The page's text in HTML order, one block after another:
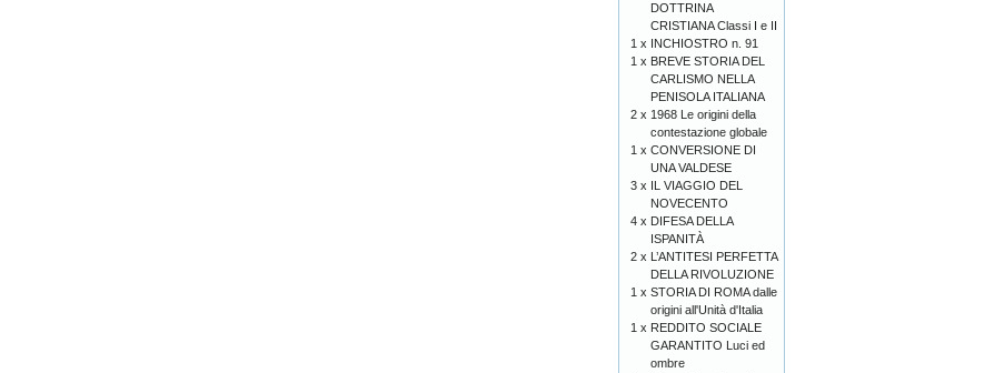
DOTTRINA
CRISTIANA Classi I e II
1 x INCHIOSTRO n. 91
1 x BREVE STORIA DEL
CARLISMO NELLA
PENISOLA ITALIANA
2 x 1968 Le origini della
contestazione globale
1 x CONVERSIONE DI
UNA VALDESE
3 x IL VIAGGIO DEL
NOVECENTO
4 x DIFESA DELLA
ISPANITÀ
2 x L’ANTITESI PERFETTA
DELLA RIVOLUZIONE
1 x STORIA DI ROMA dalle
origini all'Unità d'Italia
1 x REDDITO SOCIALE
GARANTITO Luci ed
ombre